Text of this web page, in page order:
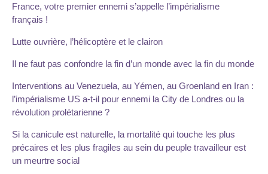
France, votre premier ennemi s’appelle l’impérialisme
français !
Lutte ouvrière, l’hélicoptère et le clairon
Il ne faut pas confondre la fin d’un monde avec la fin du monde
Interventions au Venezuela, au Yémen, au Groenland en Iran :
l’impérialisme US a-t-il pour ennemi la City de Londres ou la
révolution prolétarienne ?
Si la canicule est naturelle, la mortalité qui touche les plus
précaires et les plus fragiles au sein du peuple travailleur est
un meurtre social